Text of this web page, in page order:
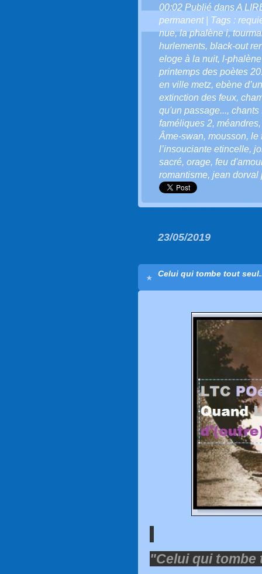
00:02 Publié dansA
permanent| Tags :
nue,la phalène i,
hurlements, black-out
eloge à la nuit, l-
printemps des poètes
en ville metz, ebène
extinction des feux,
qu'un passage..., chants
faméliques 2, méandres
Âme-swan, mousson, le
l’insouciante etincelle,
sacré, orage, feu
romantisme, jean dorval
23/05/2019
Celui qui tombe tout
"Celui qui tombe